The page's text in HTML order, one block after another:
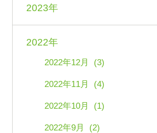
2023年
2022年
2022年12月 (3)
2022年11月 (4)
2022年10月 (1)
2022年9月 (2)